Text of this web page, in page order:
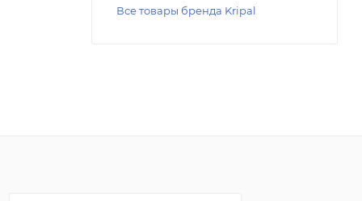
Все товары бренда Kripal